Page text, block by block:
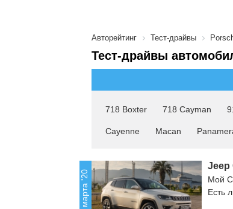
Авторейтинг Тест-драйвы
Тест-драйвы
718 Boxter 718 Cayman
Cayenne Macan
13 марта '20
Jeep
Мой
Есть